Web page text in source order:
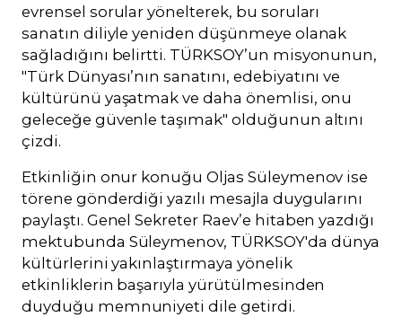
evrensel sorular yönelterek, bu soruları
sanatın diliyle yeniden düşünmeye olanak
sağladığını belirtti. TÜRKSOY’un misyonunun,
"Türk Dünyası’nın sanatını, edebiyatını ve
kültürünü yaşatmak ve daha önemlisi, onu
geleceğe güvenle taşımak" olduğunun altını
çizdi.
Etkinliğin onur konuğu Oljas Süleymenov ise
törene gönderdiği yazılı mesajla duygularını
paylaştı. Genel Sekreter Raev’e hitaben yazdığı
mektubunda Süleymenov, TÜRKSOY'da dünya
kültürlerini yakınlaştırmaya yönelik
etkinliklerin başarıyla yürütülmesinden
duyduğu memnuniyeti dile getirdi.